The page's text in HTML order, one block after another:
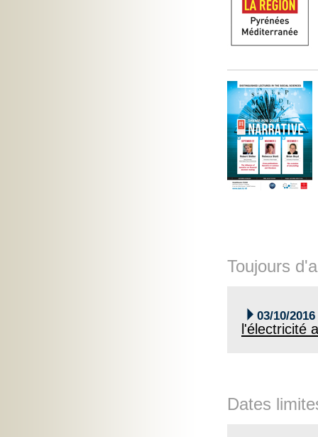
Toujours
 03/10/2016
l'électricité
Dates